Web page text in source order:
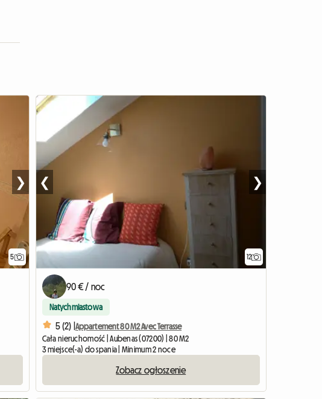
5
❯
12
❮ ❯
90 € / noc
Natychmiastowa
5 (2) | Appartement 80 M2 Avec Terrasse
Cała nieruchomość | Aubenas (07200) | 80 M2
3 miejsce(-a) do spania | Minimum 2 noce
Zobacz ogłoszenie